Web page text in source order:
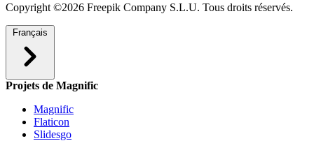
Copyright ©2026 Freepik Company S.L.U. Tous droits réservés.
Français
Projets de Magnific
Magnific
Flaticon
Slidesgo